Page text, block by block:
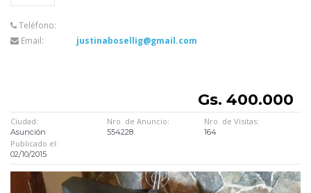
Teléfono:
Email:
justinabosellig@gmail.com
Gs. 400.000
Ciudad:
Asunción
Nro. de Anuncio:
554228
Nro. de Visitas:
164
Publicado el:
02/10/2015